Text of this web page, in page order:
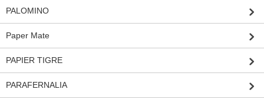
PALOMINO
Paper Mate
PAPIER TIGRE
PARAFERNALIA